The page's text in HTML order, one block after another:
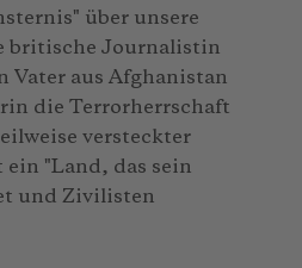
über unsere
britische Journalistin
Vater aus Afghanistan
die Terrorherrschaft
versteckter
ein "Land, das sein
und Zivilisten